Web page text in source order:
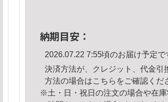
納期目安：
2026.07.22 7:55頃のお届け予定で
決済方法が、クレジット、代金引
方法の場合はこちら をご確認くだ
※土・日・祝日の注文の場合や在